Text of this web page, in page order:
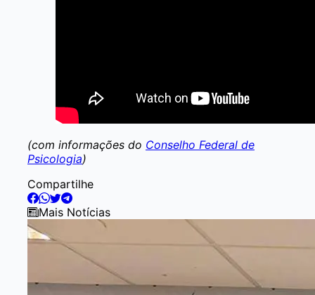
(com informações do Conselho Federal de
Psicologia)
Compartilhe
Mais Notícias